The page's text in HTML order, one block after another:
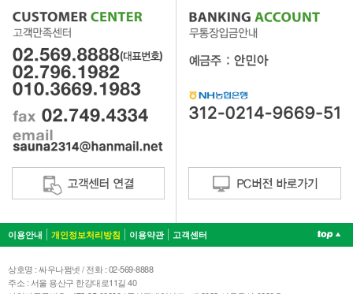
이용안내 개인정보처리방침 이용약관 고객센터
상호명 : 싸우나쩜넷 / 전화 : 02-569-8888
주소 : 서울 용산구 한강대로11길 40